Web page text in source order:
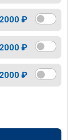
2000 ₽
2000 ₽
2000 ₽